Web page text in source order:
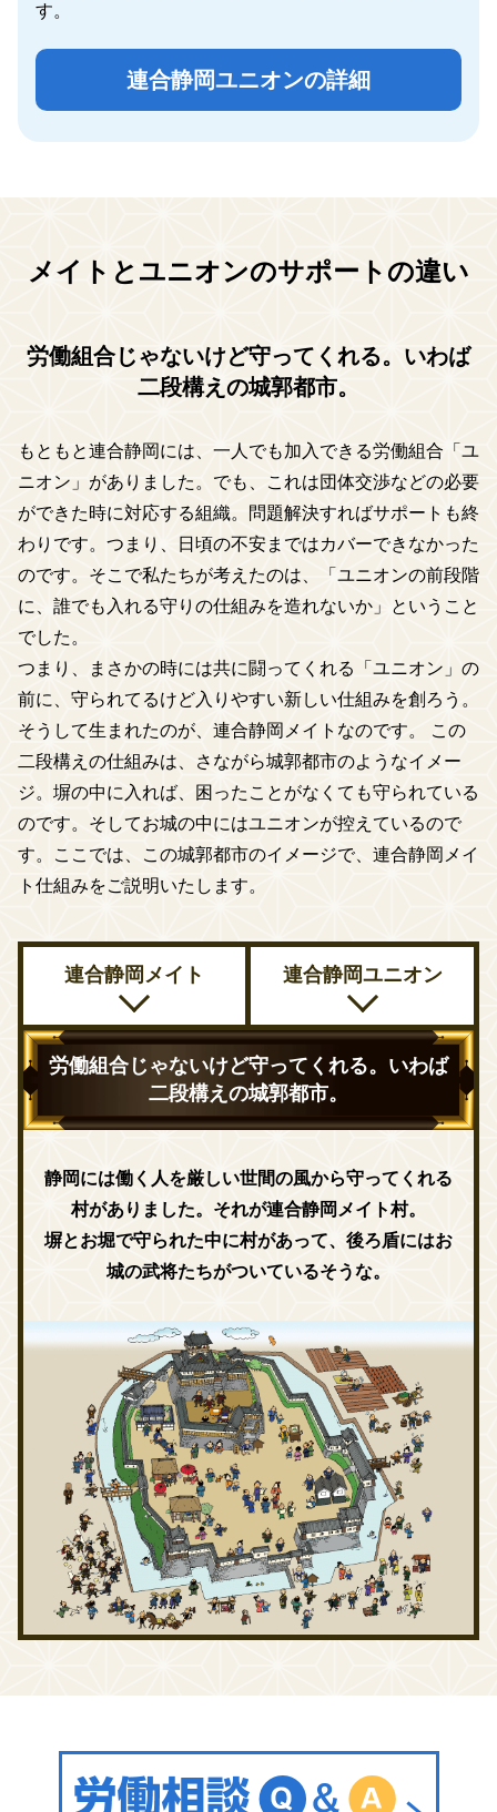
す。
連合静岡ユニオンの詳細
メイトとユニオンのサポートの違い
労働組合じゃないけど守ってくれる。いわば
二段構えの城郭都市。
もともと連合静岡には、一人でも加入できる労働組合「ユ
ニオン」がありました。でも、これは団体交渉などの必要
ができた時に対応する組織。問題解決すればサポートも終
わりです。つまり、日頃の不安まではカバーできなかった
のです。そこで私たちが考えたのは、「ユニオンの前段階
に、誰でも入れる守りの仕組みを造れないか」ということ
でした。
つまり、まさかの時には共に闘ってくれる「ユニオン」の
前に、守られてるけど入りやすい新しい仕組みを創ろう。
そうして生まれたのが、連合静岡メイトなのです。 この
二段構えの仕組みは、さながら城郭都市のようなイメー
ジ。塀の中に入れば、困ったことがなくても守られている
のです。そしてお城の中にはユニオンが控えているので
す。ここでは、この城郭都市のイメージで、連合静岡メイ
ト仕組みをご説明いたします。
概
連合静岡メイト 連合静岡ユニオン
労働組合じゃないけど守ってくれる。いわば
二段構えの城郭都市。
静岡には働く人を厳しい世間の風から守ってくれる
村がありました。それが連合静岡メイト村。
塀とお堀で守られた中に村があって、後ろ盾にはお
城の武将たちがついているそうな。